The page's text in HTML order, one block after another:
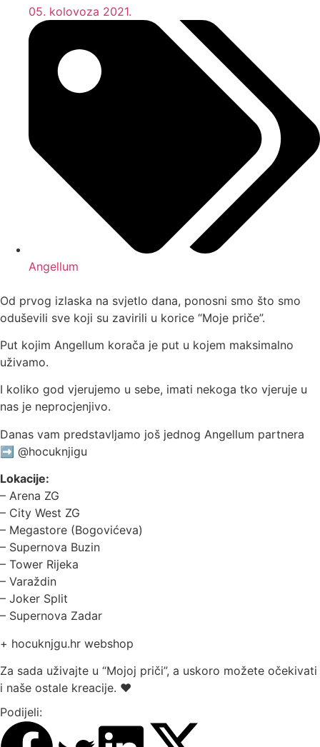
05. kolovoza 2021.
Angellum
Od prvog izlaska na svjetlo dana, ponosni smo što smo
oduševili sve koji su zavirili u korice “Moje priče”.
Put kojim Angellum korača je put u kojem maksimalno
uživamo.
I koliko god vjerujemo u sebe, imati nekoga tko vjeruje u
nas je neprocjenjivo.
Danas vam predstavljamo još jednog Angellum partnera
➡️ @hocuknjigu
Lokacije:
– Arena ZG
– City West ZG
– Megastore (Bogovićeva)
– Supernova Buzin
– Tower Rijeka
– Varaždin
– Joker Split
– Supernova Zadar
+ hocuknjgu.hr webshop
Za sada uživajte u “Mojoj priči”, a uskoro možete očekivati
i naše ostale kreacije. ♥️
Podijeli: